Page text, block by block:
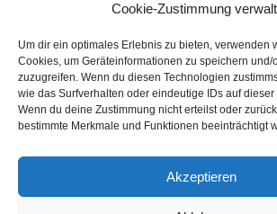
Cookie-Zustimmung
Um dir ein optimales Erlebnis zu bieten, verwenden
Cookies, um Geräteinformationen zu speichern und/
zuzugreifen. Wenn du diesen Technologien
wie das Surfverhalten oder eindeutige IDs auf
Wenn du deine Zustimmung nicht erteilst oder
bestimmte Merkmale und Funktionen beeinträchtigt
Akzeptieren
Mo-Do: 08:00-17:00
Telefonzeiten:
Mo-Fr: 08:00-12:00